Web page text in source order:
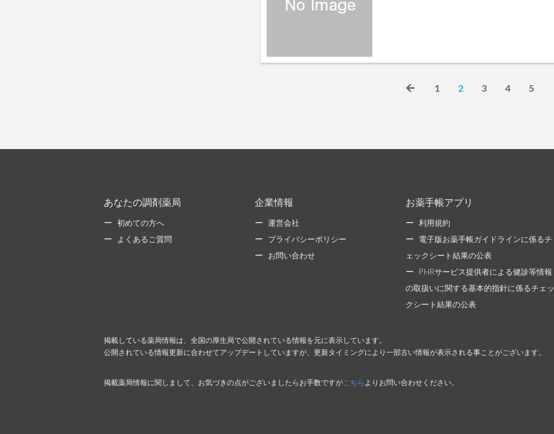
1 2 3 4 5
あなたの調剤薬局
初めての方へ
よくあるご質問
企業情報
運営会社
プライバシーポリシー
お問い合わせ
お薬手帳アプリ
利用規約
電子版お薬手帳ガイドラインに係るチ
ェックシート結果の公表
PHRサービス提供者による健診等情報
の取扱いに関する基本的指針に係るチェッ
クシート結果の公表
掲載している薬局情報は、全国の厚生局で公開されている情報を元に表示しています。
公開されている情報更新に合わせてアップデートしていますが、更新タイミングにより一部古い情報が表示される事ことがございます。
掲載薬局情報に関しまして、お気づきの点がございましたらお手数ですが こちら よりお問い合わせください。